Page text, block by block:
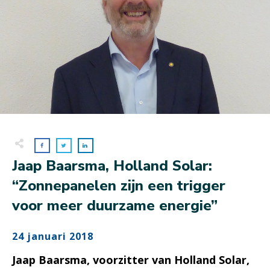
Jaap Baarsma, Holland Solar:
“Zonnepanelen zijn een trigger
voor meer duurzame energie”
24 januari 2018
Jaap Baarsma, voorzitter van Holland Solar,